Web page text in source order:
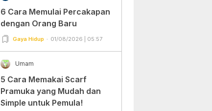
6 Cara Memulai Percakapan
dengan Orang Baru
Gaya Hidup 01/08/2026 | 05:57
Umam
5 Cara Memakai Scarf
Pramuka yang Mudah dan
Simple untuk Pemula!